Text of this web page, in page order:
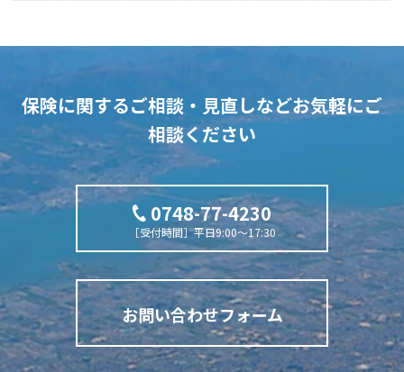
保険に関するご相談・見直しなどお気軽にご
相談ください
0748-77-4230
［受付時間］平日9:00～17:30
お問い合わせフォーム